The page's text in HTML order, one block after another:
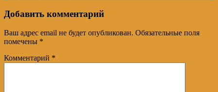
Добавить комментарий
Ваш адрес email не будет опубликован. Обязательные поля
помечены *
Комментарий *